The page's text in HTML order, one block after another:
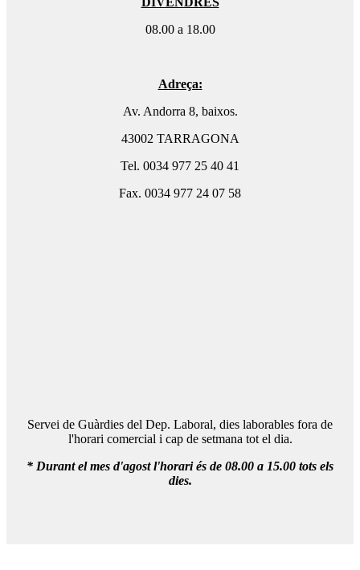
08.00 a 18.00
Adreça:
Av. Andorra 8, baixos.
43002 TARRAGONA
Tel. 0034 977 25 40 41
Fax. 0034 977 24 07 58
Servei de Guàrdies del Dep. Laboral, dies laborables fora de
l'horari comercial i cap de setmana tot el dia.
* Durant el mes d'agost l'horari és de 08.00 a 15.00 tots els
dies.